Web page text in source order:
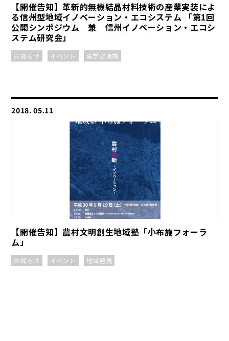
【開催告知】革新的無機結晶材料技術の産業実装によ
る信州型地域イノベーション・エコシステム 「第1回
公開シンポジウム 兼 信州イノベーション・エコシ
ステム研究会」
お知らせ イベント 産学官連携
2018. 05.11
【開催告知】農村文明創生地域塾「小布施フォーラ
ム」
お知らせ イベント 地域連携